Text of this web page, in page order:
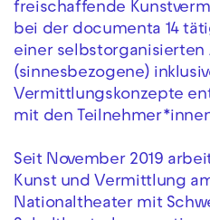
freischaffende
bei der documenta 14
einer
(sinnesbezogene)
Vermittlungskonzepte
mit den
Seit November 2019
Kunst und Vermittlung
Nationaltheater mit